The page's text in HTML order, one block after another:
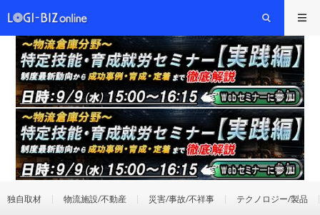
独自取材 物流施設/不動産 災害/事故/不祥事 テクノロジー/製品